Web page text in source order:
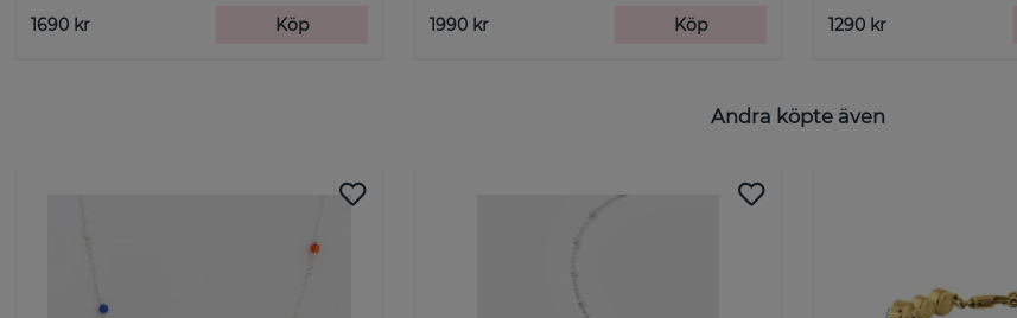
1690 kr Köp 1990 kr Köp 1290 kr
Andra köpte även